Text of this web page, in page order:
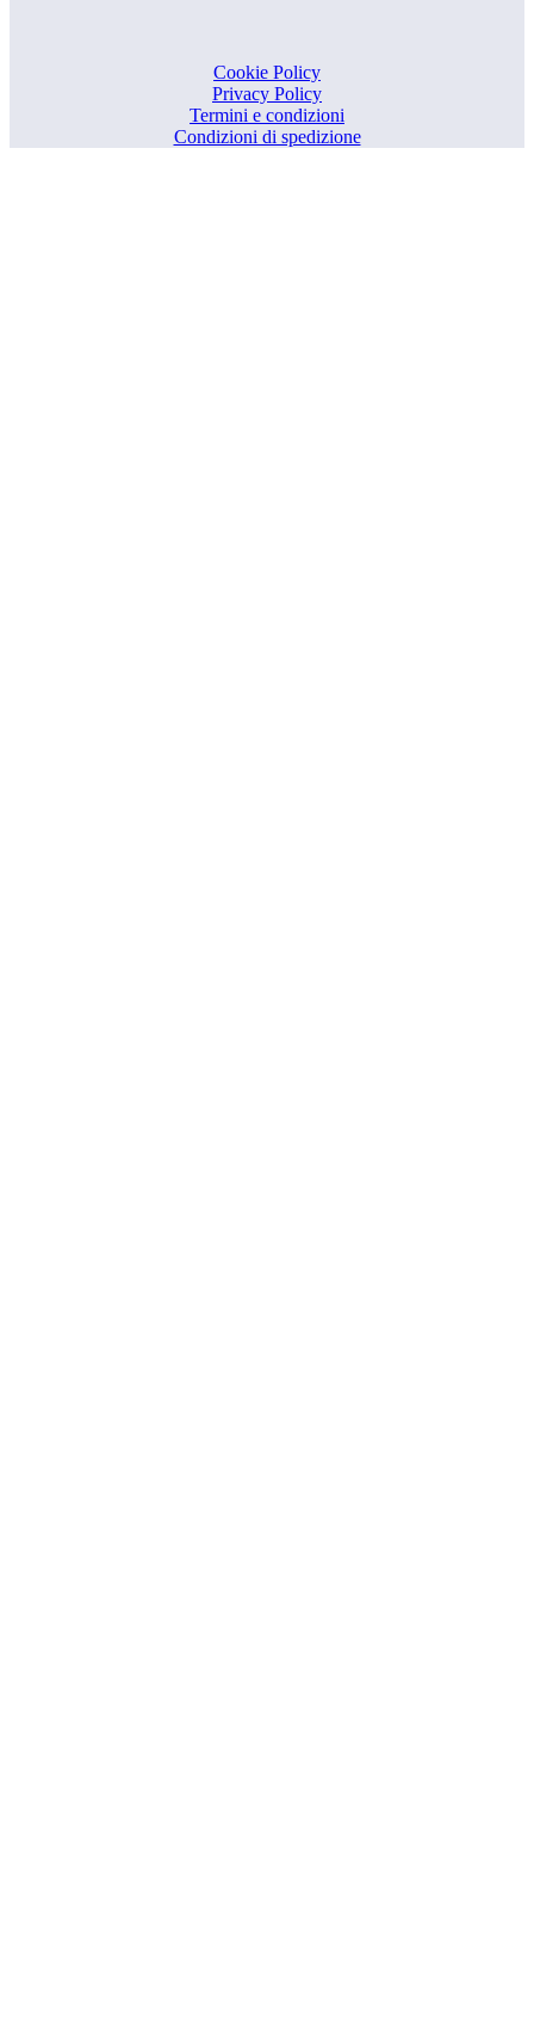
Cookie Policy
Privacy Policy
Termini e condizioni
Condizioni di spedizione